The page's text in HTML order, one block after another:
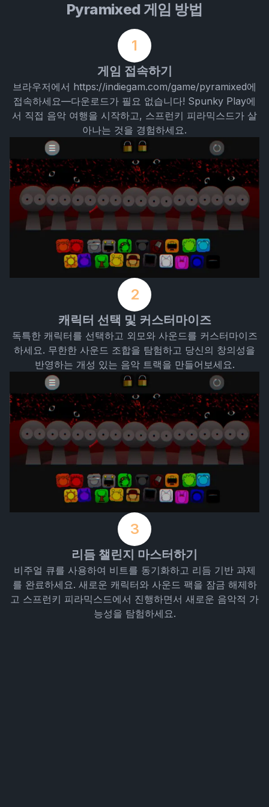
Pyramixed 게임 방법
1
게임 접속하기
브라우저에서 https://indiegam.com/game/pyramixed에
접속하세요—다운로드가 필요 없습니다! Spunky Play에
서 직접 음악 여행을 시작하고, 스프런키 피라믹스드가 살
아나는 것을 경험하세요.
2
캐릭터 선택 및 커스터마이즈
독특한 캐릭터를 선택하고 외모와 사운드를 커스터마이즈
하세요. 무한한 사운드 조합을 탐험하고 당신의 창의성을
반영하는 개성 있는 음악 트랙을 만들어보세요.
3
리듬 챌린지 마스터하기
비주얼 큐를 사용하여 비트를 동기화하고 리듬 기반 과제
를 완료하세요. 새로운 캐릭터와 사운드 팩을 잠금 해제하
고 스프런키 피라믹스드에서 진행하면서 새로운 음악적 가
능성을 탐험하세요.